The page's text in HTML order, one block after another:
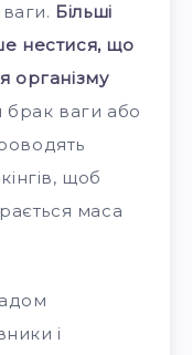
Більші
нестися, що
організму
ваги або
щоб
маса
і